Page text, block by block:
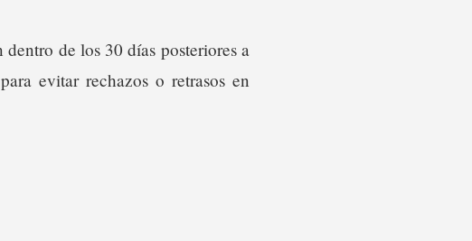
de los 30 días posteriores a
evitar rechazos o retrasos en